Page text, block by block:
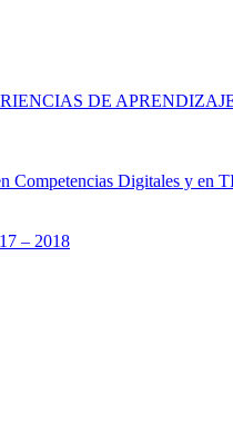
DE
Competencias Digitales y en
– 2018